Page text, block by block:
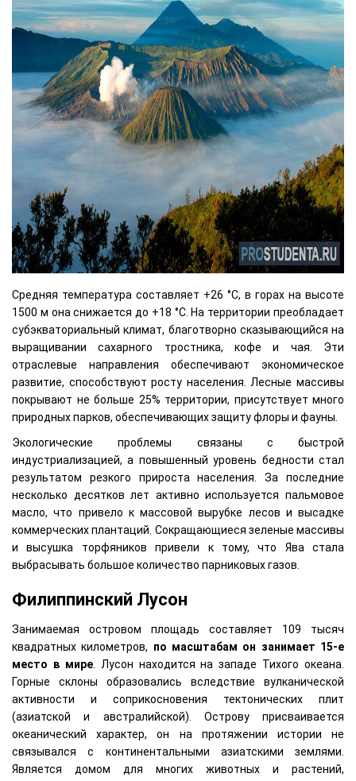
Средняя температура составляет +26 °C, в горах на высоте
1500 м она снижается до +18 °C. На территории преобладает
субэкваториальный климат, благотворно сказывающийся на
выращивании сахарного тростника, кофе и чая. Эти
отраслевые направления обеспечивают экономическое
развитие, способствуют росту населения. Лесные массивы
покрывают не больше 25% территории, присутствует много
природных парков, обеспечивающих защиту флоры и фауны.
Экологические проблемы связаны с быстрой
индустриализацией, а повышенный уровень бедности стал
результатом резкого прироста населения. За последние
несколько десятков лет активно используется пальмовое
масло, что привело к массовой вырубке лесов и высадке
коммерческих плантаций. Сокращающиеся зеленые массивы
и высушка торфяников привели к тому, что Ява стала
выбрасывать большое количество парниковых газов.
Филиппинский Лусон
Занимаемая островом площадь составляет 109 тысяч
квадратных километров, по масштабам он занимает 15-е
место в мире. Лусон находится на западе Тихого океана.
Горные склоны образовались вследствие вулканической
активности и соприкосновения тектонических плит
(азиатской и австралийской). Острову присваивается
океанический характер, он на протяжении истории не
связывался с континентальными азиатскими землями.
Является домом для многих животных и растений,